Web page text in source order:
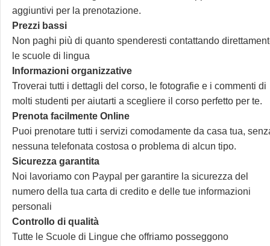
aggiuntivi per la prenotazione.
Prezzi bassi
Non paghi più di quanto spenderesti contattando
le scuole di lingua
Informazioni organizzative
Troverai tutti i dettagli del corso, le fotografie e i commenti di
molti studenti per aiutarti a scegliere il corso perfetto per te.
Prenota facilmente Online
Puoi prenotare tutti i servizi comodamente da casa tua,
nessuna telefonata costosa o problema di alcun tipo.
Sicurezza garantita
Noi lavoriamo con Paypal per garantire la sicurezza del
numero della tua carta di credito e delle tue informazioni
personali
Controllo di qualità
Tutte le Scuole di Lingue che offriamo posseggono